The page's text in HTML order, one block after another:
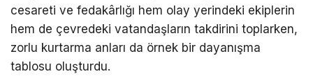
cesareti ve fedakârlığı hem olay yerindeki ekiplerin
hem de çevredeki vatandaşların takdirini toplarken,
zorlu kurtarma anları da örnek bir dayanışma
tablosu oluşturdu.